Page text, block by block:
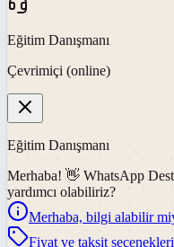
Eğitim Danışmanı
Çevrimiçi (online)
Eğitim Danışmanı
Merhaba! 👋 WhatsApp
yardımcı olabiliriz?
Merhaba, bilgi alabilir
Fiyat ve taksit seçenekleri